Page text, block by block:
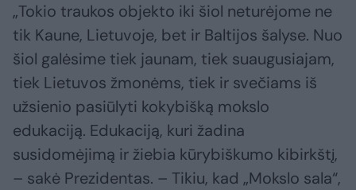
„Tokio traukos objekto iki šiol neturėjome ne
tik Kaune, Lietuvoje, bet ir Baltijos šalyse. Nuo
šiol galėsime tiek jaunam, tiek suaugusiajam,
tiek Lietuvos žmonėms, tiek ir svečiams iš
užsienio pasiūlyti kokybišką mokslo
edukaciją. Edukaciją, kuri žadina
susidomėjimą ir žiebia kūrybiškumo kibirkštį,
– sakė Prezidentas. – Tikiu, kad „Mokslo sala“,